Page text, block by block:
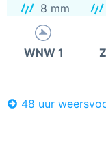
8 mm
WNW 1
48 uur